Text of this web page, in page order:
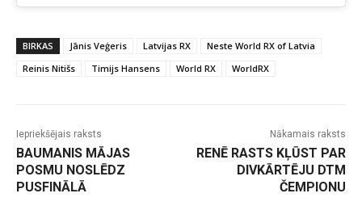
BIRKAS Jānis Veģeris Latvijas RX
Neste World RX of Latvia
Reinis Nitišs
Timijs Hansens World RX WorldRX
Iepriekšējais raksts
BAUMANIS MĀJAS
POSMU NOSLĒDZ
PUSFINĀLĀ
Nākamais raksts
RENĒ RASTS KĻŪST PAR
DIVKĀRTĒJU DTM
ČEMPIONU